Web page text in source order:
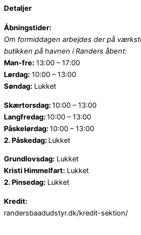
Detaljer
Åbningstider:
Om formiddagen arbejdes der på
butikken på havnen i Randers åbent:
Man-fre: 13:00 – 17:00
Lørdag: 10:00 – 13:00
Søndag: Lukket
Skærtorsdag:10:00 – 13:00
Langfredag:10:00 – 13:00
Påskelørdag:10:00 – 13:00
2. Påskedag: Lukket
Grundlovsdag: Lukket
Kristi Himmelfart: Lukket
2. Pinsedag: Lukket
Kredit:
randersbaadudstyr.dk/kredit-sektion/